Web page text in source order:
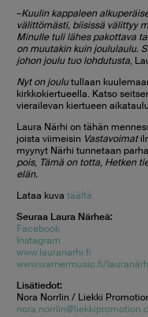
–Kuulin kappaleen
välittömästi, biisissä välittyy
Minulle tuli lähes pakottava
on muutakin kuin joululaulu.
johon joulu tuo lohdutusta,
Nyt on joulutullaan
kirkkokiertueella. Katso
vierailevan kiertueen aikataulu
Laura Närhi on tähän
joista viimeisin Vastavoimat
myynyt Närhi tunnetaan
pois, Tämä on totta, Hetken
elän.
Lataa kuva täältä
Seuraa Laura Närheä:
Facebook
Instagram
www.lauranarhi.fi
www.warnermusic.fi/
Lisätiedot:
Nora Norrlin / Liekki